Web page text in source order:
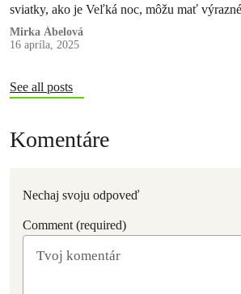
sviatky, ako je Veľká noc, môžu mať
vplyv – od plytvania…
Mirka Ábelová
16 apríla, 2025
See all posts
Komentáre
Nechaj svoju odpoveď
Comment (required)